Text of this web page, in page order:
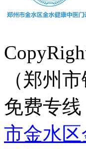
（郑州
免费专
市金水